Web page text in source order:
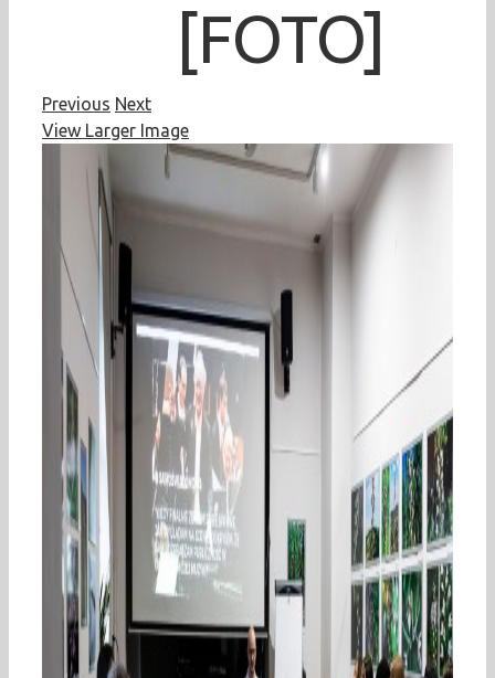
[FOTO]
Previous Next
View Larger Image